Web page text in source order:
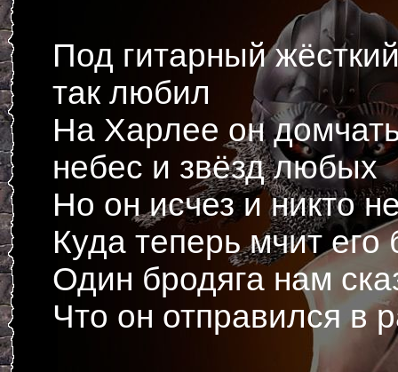
Под гитарный
так любил
На Харлее он
небес и звёзд любых
Но он исчез и никто
Куда теперь мчит его
Один бродяга нам
Что он отправился в